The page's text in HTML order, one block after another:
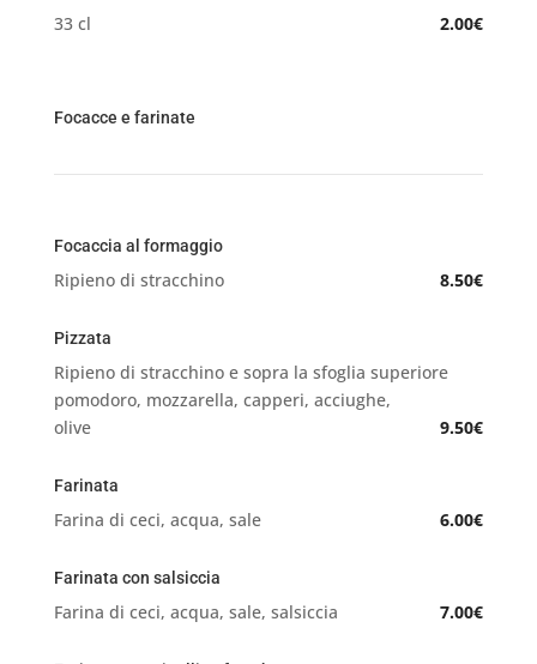
33 cl 2.00€
Focacce e farinate
Focaccia al formaggio
Ripieno di stracchino 8.50€
Pizzata
Ripieno di stracchino e sopra la sfoglia superiore
pomodoro, mozzarella, capperi, acciughe,
olive
9.50€
Farinata
Farina di ceci, acqua, sale 6.00€
Farinata con salsiccia
Farina di ceci, acqua, sale, salsiccia 7.00€